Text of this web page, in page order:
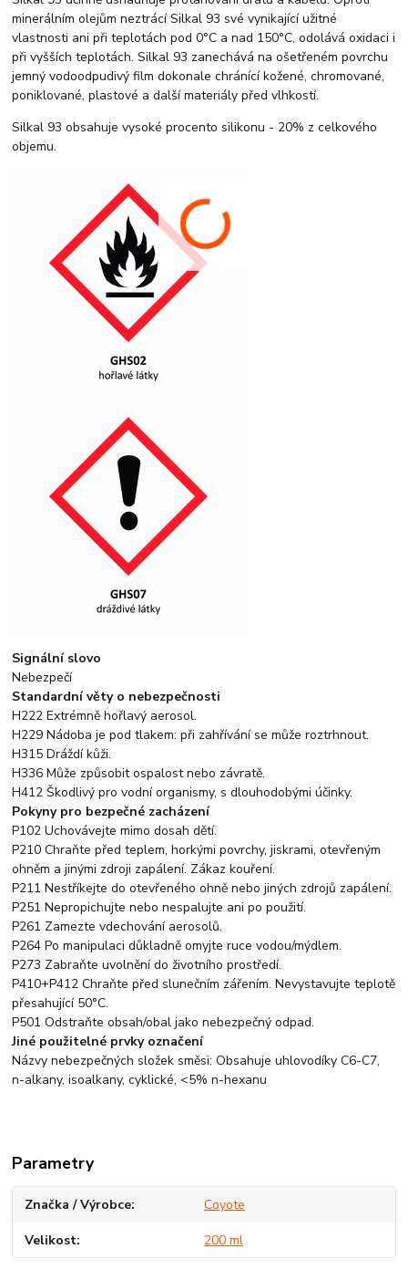
minerálním olejům neztrácí Silkal 93 své vynikající užitné
vlastnosti ani při teplotách pod 0°C a nad 150°C, odolává oxidaci i
při vyšších teplotách. Silkal 93 zanechává na ošetřeném povrchu
jemný vodoodpudivý film dokonale chránící kožené, chromované,
poniklované, plastové a další materiály před vlhkostí.
Silkal 93 obsahuje vysoké procento silikonu - 20% z celkového
objemu.
Signální slovo
Nebezpečí
Standardní věty o nebezpečnosti
H222 Extrémně hořlavý aerosol.
H229 Nádoba je pod tlakem: při zahřívání se může roztrhnout.
H315 Dráždí kůži.
H336 Může způsobit ospalost nebo závratě.
H412 Škodlivý pro vodní organismy, s dlouhodobými účinky.
Pokyny pro bezpečné zacházení
P102 Uchovávejte mimo dosah dětí.
P210 Chraňte před teplem, horkými povrchy, jiskrami, otevřeným
ohněm a jinými zdroji zapálení. Zákaz kouření.
P211 Nestříkejte do otevřeného ohně nebo jiných zdrojů zapálení.
P251 Nepropichujte nebo nespalujte ani po použití.
P261 Zamezte vdechování aerosolů.
P264 Po manipulaci důkladně omyjte ruce vodou/mýdlem.
P273 Zabraňte uvolnění do životního prostředí.
P410+P412 Chraňte před slunečním zářením. Nevystavujte teplotě
přesahující 50°C.
P501 Odstraňte obsah/obal jako nebezpečný odpad.
Jiné použitelné prvky označení
Názvy nebezpečných složek směsi: Obsahuje uhlovodíky C6-C7,
n-alkany, isoalkany, cyklické, <5% n-hexanu
Parametry
Značka / Výrobce Coyote
Velikost 200 ml